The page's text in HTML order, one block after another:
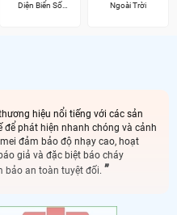
Diện Biển Số
Ngoài Trời
hiệu nổi tiếng với các sản
phát hiện nhanh chóng và cảnh
đảm bảo độ nhạy cao, hoạt
giả và đặc biệt báo cháy
bảo an toàn tuyệt đối.